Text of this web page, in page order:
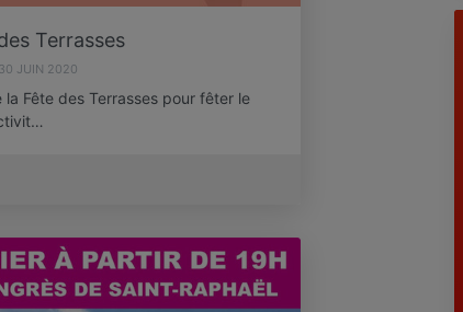
Terrasses
JUIN 2020
Fête des Terrasses pour fêter le